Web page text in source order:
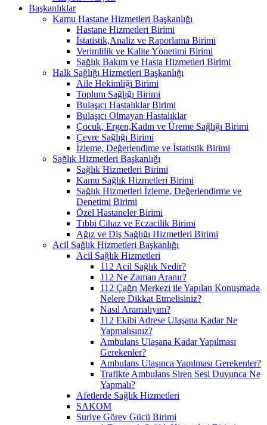
Başkanlıklar
Kamu Hastane Hizmetleri Başkanlığı
Hastane Hizmetleri Birimi
İstatistik,Analiz ve Raporlama Birimi
Verimlilik ve Kalite Yönetimi Birimi
Sağlık Bakım ve Hasta Hizmetleri Birimi
Halk Sağlığı Hizmetleri Başkanlığı
Aile Hekimliği Birimi
Toplum Sağlığı Birimi
Bulaşıcı Hastalıklar Birimi
Bulaşıcı Olmayan Hastalıklar
Çocuk, Ergen,Kadın ve Üreme Sağlığı Birimi
Çevre Sağlığı Birimi
İzleme, Değerlendime ve İstatistik Birimi
Sağlık Hizmetleri Başkanlığı
Sağlık Hizmetleri Birimi
Kamu Sağlık Hizmetleri Birimi
Sağlık Hizmetleri İzleme, Değerlendirme ve
Denetimi Birimi
Özel Hastaneler Birimi
Tıbbi Cihaz ve Eczacilik Birimi
Ağız ve Diş Sağlığı Hizmetleri Birimi
Acil Sağlık Hizmetleri Başkanlığı
Acil Sağlık Hizmetleri
112 Acil Sağlık Nedir?
112 Ne Zaman Aranır?
112 Çağrı Merkezi ile Yapılan Konuşmada
Nelere Dikkat Etmelisiniz?
Nasıl Aramalıyım?
112 Ekibi Adrese Ulaşana Kadar Ne
Yapmalısınız?
Ambulans Ulaşana Kadar Yapılması
Gerekenler?
Ambulans Ulaşınca Yapılması Gerekenler?
Trafikte Ambulans Siren Sesi Duyunca Ne
Yapmalı?
Afetlerde Sağlık Hizmetleri
SAKOM
Suriye Görev Gücü Birimi